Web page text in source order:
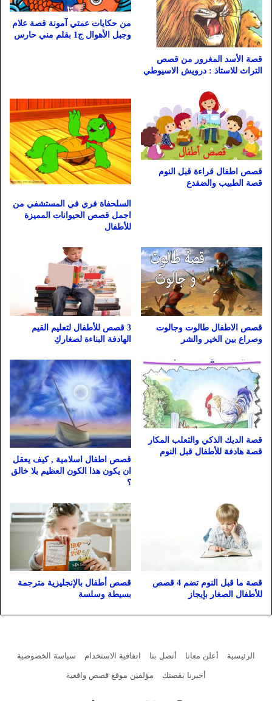
قصة الأسد المغرور من قصص
التراث للاستاذ : درويش الاسيوطي
من حكايات عمتي آمونة قصة علام
وجبل الأهوال ج1 بقلم مني حارس
قصص اطفال قراءة قبل النوم
قصة الطبيب والضفدع
السلحفاة فري في المستشفي من
اجمل قصص الحيوانات المميزة
للأطفال
قصص الاطفال طالوت وجالوت
وصراع بين الخير والشر
3 قصص للأطفال لتعليم القيم
الهادفة البناءة لصغاركِ
قصة الديك الذكي والثعلب المكار
قصة هادفة للأطفال قبل النوم
قصص اطفال اسلامية , كيف يعقل
ان يكون هذا الكون العظيم بلا خالق
؟
قصة ما قبل النوم تضم 4 قصص
للأطفال الصغار بإيجاز
قصص أطفال بالإنجليزية مترجمة
بسيطة وسلسة
الرئيسية أعلن معانا أتصل بنا اتفاقية الاستخدام
سياسة الخصوصية
أخبرنا بقصتك
مؤلفين موقع قصص واقعية